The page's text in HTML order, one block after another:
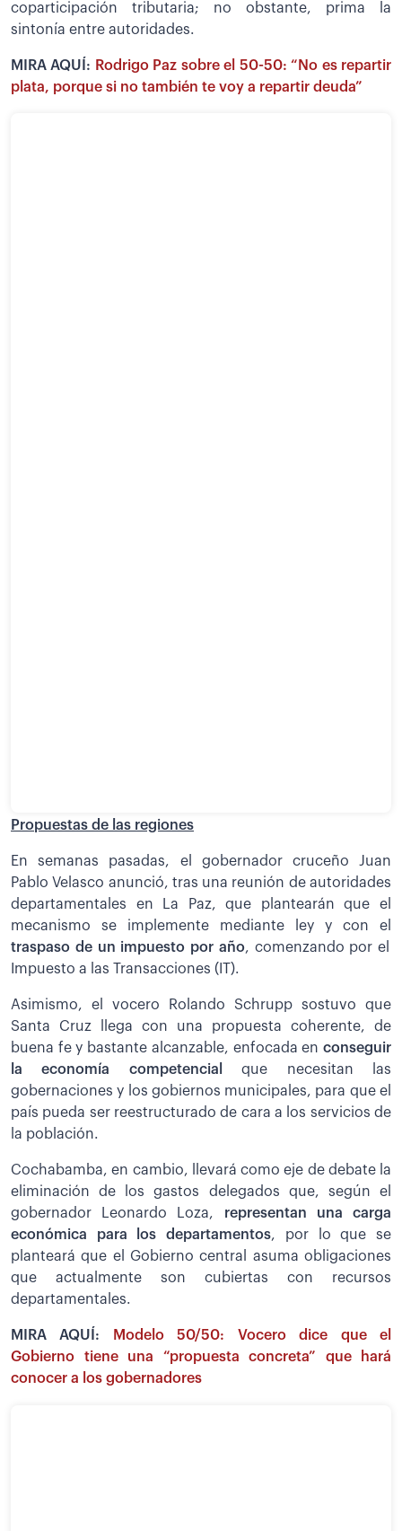
coparticipación tributaria; no obstante, prima la
sintonía entre autoridades.
MIRA AQUÍ: Rodrigo Paz sobre el 50-50: “No es repartir
plata, porque si no también te voy a repartir deuda”
Propuestas de las regiones
En semanas pasadas, el gobernador cruceño Juan
Pablo Velasco anunció, tras una reunión de autoridades
departamentales en La Paz, que plantearán que el
mecanismo se implemente mediante ley y con el
traspaso de un impuesto por año, comenzando por el
Impuesto a las Transacciones (IT).
Asimismo, el vocero Rolando Schrupp sostuvo que
Santa Cruz llega con una propuesta coherente, de
buena fe y bastante alcanzable, enfocada en conseguir
la economía competencialque necesitan las
gobernaciones y los gobiernos municipales, para que el
país pueda ser reestructurado de cara a los servicios de
la población.
Cochabamba, en cambio, llevará como eje de debate la
eliminación de los gastos delegados que, según el
gobernador Leonardo Loza, representan una carga
económica para los departamentos, por lo que se
planteará que el Gobierno central asuma obligaciones
que actualmente son cubiertas con recursos
departamentales.
MIRA AQUÍ:
Modelo 50/50: Vocero dice que el
Gobierno tiene una “propuesta concreta” que hará
conocer a los gobernadores